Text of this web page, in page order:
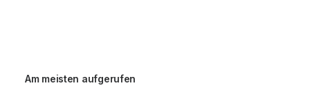
Am meisten aufgerufen